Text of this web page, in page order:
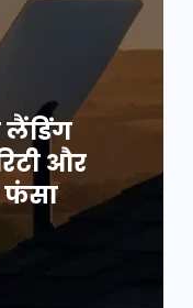
लैंडिंग
और
फंसा